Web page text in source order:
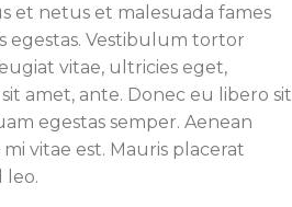
et netus et malesuada fames
egestas. Vestibulum tortor
vitae, ultricies eget,
amet, ante. Donec eu libero sit
egestas semper. Aenean
vitae est. Mauris placerat
leo.